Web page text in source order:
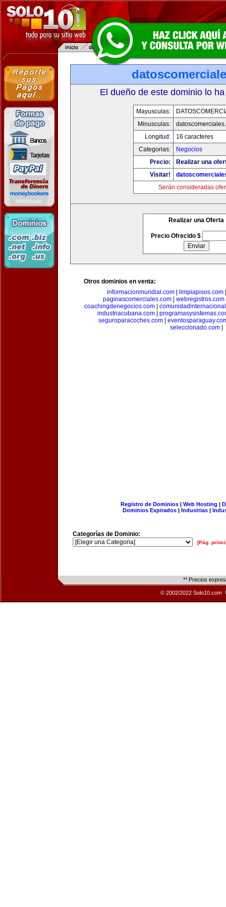
El dueño de este dominio lo
Mayusculas:
Minusculas:
Longitud:
16 caracteres
Categorias:
Negocios
Precio:
Realizar una
Visitar!
Serán consideradas
Realizar una Oferta
Precio Ofrecido $
Otros dominios en venta:
informacionmundial.com| limpiapisos.com
paginascomerciales.com| webregistros.com
coachingdenegocios.com
industriacubana.com
seguroparacoches.com|
seleccionado.com|
Registro de Dominios| Web Hosting |
Dominios Expirados | Industrias |
Categorías de Dominio:
[Pág.
** Precios
© 2002/2022 Solo10.com